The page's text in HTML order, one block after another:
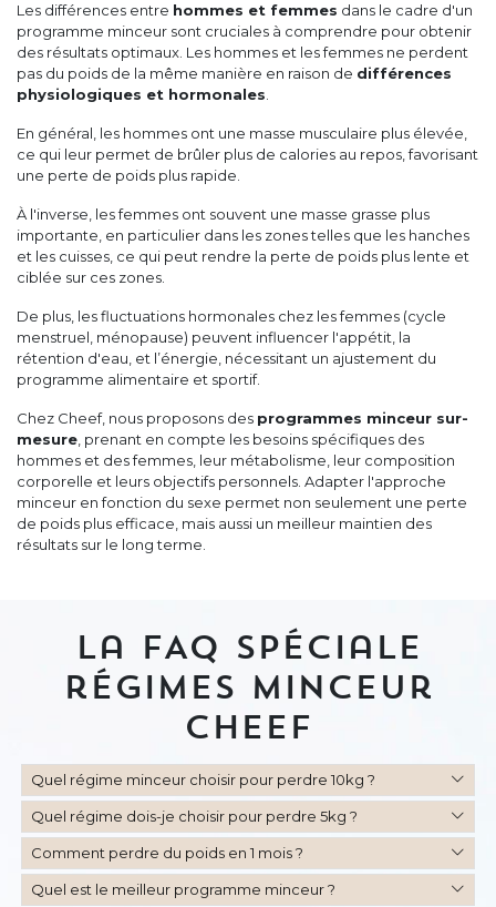
Les différences entre hommes et femmes dans le cadre d'un
programme minceur sont cruciales à comprendre pour obtenir
des résultats optimaux. Les hommes et les femmes ne perdent
pas du poids de la même manière en raison de différences
physiologiques et hormonales
En général, les hommes ont une masse musculaire plus élevée,
ce qui leur permet de brûler plus de calories au repos, favorisant
une perte de poids plus rapide.
À l'inverse, les femmes ont souvent une masse grasse plus
importante, en particulier dans les zones telles que les hanches
et les cuisses, ce qui peut rendre la perte de poids plus lente et
ciblée sur ces zones.
De plus, les fluctuations hormonales chez les femmes (cycle
menstruel, ménopause) peuvent influencer l'appétit, la
rétention d'eau, et l’énergie, nécessitant un ajustement du
programme alimentaire et sportif.
Chez Cheef, nous proposons des programmes minceur sur-
mesure , prenant en compte les besoins spécifiques des
hommes et des femmes, leur métabolisme, leur composition
corporelle et leurs objectifs personnels. Adapter l'approche
minceur en fonction du sexe permet non seulement une perte
de poids plus efficace, mais aussi un meilleur maintien des
résultats sur le long terme.
La FAQ spéciale
régimes minceur
Cheef
Quel régime minceur choisir pour perdre 10kg ?
Quel régime dois-je choisir pour perdre 5kg ?
Comment perdre du poids en 1 mois ?
Quel est le meilleur programme minceur ?